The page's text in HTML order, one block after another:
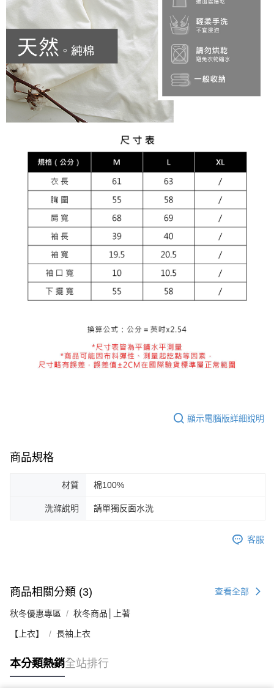
顯示電腦版詳細說明
商品規格
材質 棉100%
洗滌說明 請單獨反面水洗
客服
商品相關分類 (3) 查看全部
秋冬優惠專區 秋冬商品│上著
【上衣】 長袖上衣
本分類熱銷全站排行